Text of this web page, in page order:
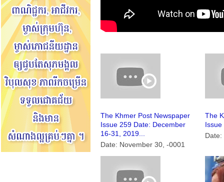
The Khmer Post Newspaper
Issue 259 Date: December
16-31, 2019...
Date: November 30, -0001
The
Issue